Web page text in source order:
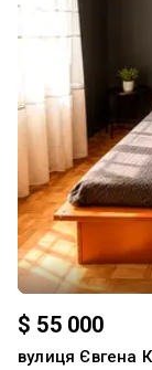
$ 55 000
вулиця Євгена